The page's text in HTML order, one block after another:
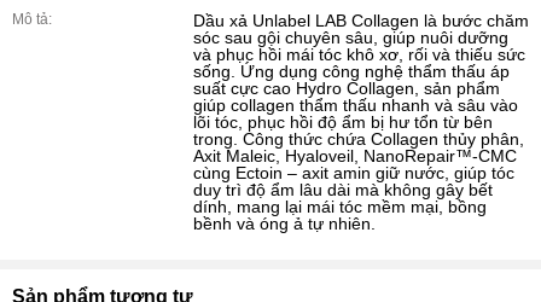
Mô tả:
Dầu xả Unlabel LAB Collagen là bước chăm
sóc sau gội chuyên sâu, giúp nuôi dưỡng
và phục hồi mái tóc khô xơ, rối và thiếu sức
sống. Ứng dụng công nghệ thẩm thấu áp
suất cực cao Hydro Collagen, sản phẩm
giúp collagen thẩm thấu nhanh và sâu vào
lõi tóc, phục hồi độ ẩm bị hư tổn từ bên
trong. Công thức chứa Collagen thủy phân,
Axit Maleic, Hyaloveil, NanoRepair™-CMC
cùng Ectoin – axit amin giữ nước, giúp tóc
duy trì độ ẩm lâu dài mà không gây bết
dính, mang lại mái tóc mềm mại, bồng
bềnh và óng ả tự nhiên.
Sản phẩm tương tự